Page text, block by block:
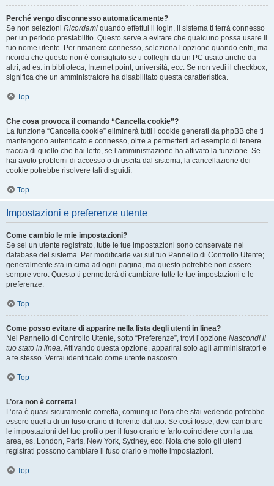
Perché vengo disconnesso automaticamente?
Se non selezioni Ricordami quando effettui il login, il sistema ti terrà connesso
per un periodo prestabilito. Questo serve a evitare che qualcuno possa usare il
tuo nome utente. Per rimanere connesso, seleziona l’opzione quando entri, ma
ricorda che questo non è consigliato se ti colleghi da un PC usato anche da
altri, ad es. in biblioteca, Internet point, università, ecc. Se non vedi il checkbox,
significa che un amministratore ha disabilitato questa caratteristica.
Top
Che cosa provoca il comando “Cancella cookie”?
La funzione “Cancella cookie” eliminerà tutti i cookie generati da phpBB che ti
mantengono autenticato e connesso, oltre a permetterti ad esempio di tenere
traccia di quello che hai letto, se l’amministrazione ha attivato la funzione. Se
hai avuto problemi di accesso o di uscita dal sistema, la cancellazione dei
cookie potrebbe risolvere tali disguidi.
Top
Impostazioni e preferenze utente
Come cambio le mie impostazioni?
Se sei un utente registrato, tutte le tue impostazioni sono conservate nel
database del sistema. Per modificarle vai sul tuo Pannello di Controllo Utente;
generalmente sta in cima ad ogni pagina, ma questo potrebbe non essere
sempre vero. Questo ti permetterà di cambiare tutte le tue impostazioni e le
preferenze.
Top
Come posso evitare di apparire nella lista degli utenti in linea?
Nel Pannello di Controllo Utente, sotto “Preferenze”, trovi l’opzione Nascondi il
tuo stato in linea. Attivando questa opzione, apparirai solo agli amministratori e
a te stesso. Verrai identificato come utente nascosto.
Top
L’ora non è corretta!
L’ora è quasi sicuramente corretta, comunque l’ora che stai vedendo potrebbe
essere quella di un fuso orario differente dal tuo. Se così fosse, devi cambiare
le impostazioni del tuo profilo per il fuso orario e farlo coincidere con la tua
area, es. London, Paris, New York, Sydney, ecc. Nota che solo gli utenti
registrati possono cambiare il fuso orario e molte impostazioni.
Top